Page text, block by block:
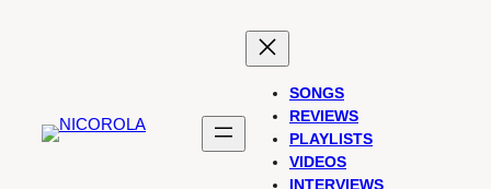
SONGS
REVIEWS
PLAYLISTS
VIDEOS
INTERVIEWS